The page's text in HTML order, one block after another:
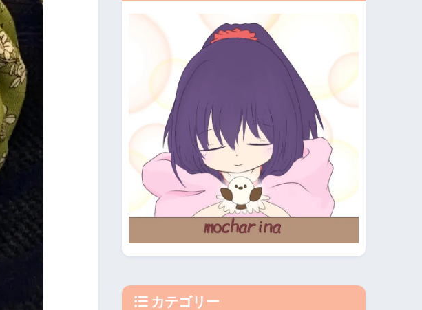
カテゴリー